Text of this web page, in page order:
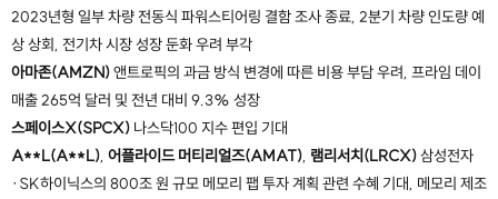
2023년형 일부 차량 전동식 파워스티어링 결함 조사 종료, 2분기 차량 인도량 예
상 상회, 전기차 시장 성장 둔화 우려 부각
아마존(AMZN)앤트로픽의 과금 방식 변경에 따른 비용 부담 우려, 프라임 데이
매출 265억 달러 및 전년 대비 9.3% 성장
스페이스X(SPCX) 나스닥100 지수 편입 기대
A**L(A**L) 어플라이드 머티리얼즈(AMAT) 램리서치(LRCX)삼성전자
·SK하이닉스의 800조 원 규모 메모리 팹 투자 계획 관련 수혜 기대, 메모리 제조